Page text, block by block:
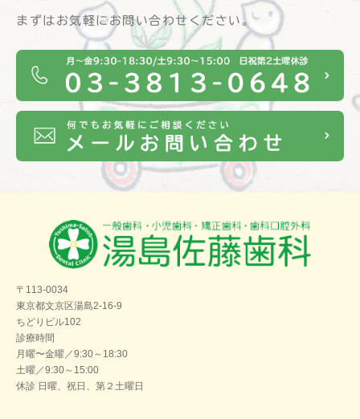
まずはお気軽にお問い合わせください。
〒113-0034
東京都文京区湯島2-16-9
ちどりビル102
診療時間
月曜〜金曜／9:30～18:30
土曜／9:30～15:00
休診 日曜、祝日、第２土曜日